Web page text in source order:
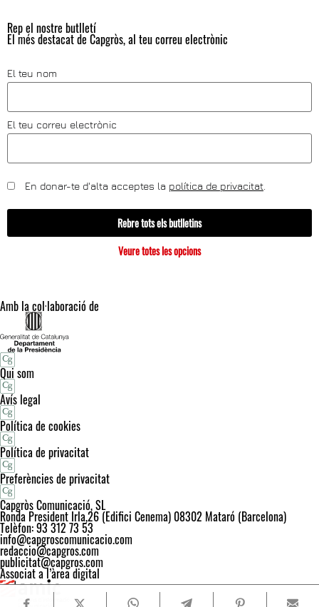
Rep el nostre butlletí
El més destacat de Capgròs, al teu correu electrònic
El teu nom
El teu correu electrònic
En donar-te d'alta acceptes la política de privacitat
Rebre tots els butlletins
Veure totes les opcions
Amb la col·laboració de
Qui som
Avís legal
Política de cookies
Política de privacitat
Preferències de privacitat
Capgròs Comunicació, SL
Ronda President Irla,26 (Edifici Cenema) 08302 Mataró (Barcelona)
Telèfon: 93 312 73 53
info@capgroscomunicacio.com
redaccio@capgros.com
publicitat@capgros.com
Associat a l’àrea digital